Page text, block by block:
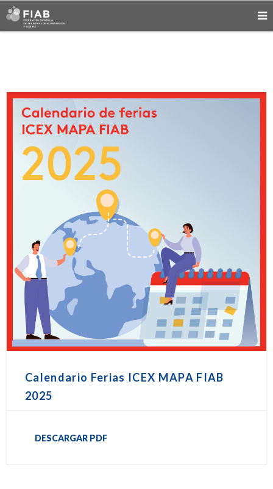
Calendario Ferias ICEX MAPA FIAB
2025
DESCARGAR PDF